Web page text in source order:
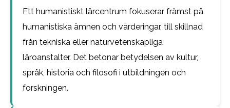
Ett humanistiskt lärcentrum fokuserar främst på
humanistiska ämnen och värderingar, till skillnad
från tekniska eller naturvetenskapliga
läroanstalter. Det betonar betydelsen av kultur,
språk, historia och filosofi i utbildningen och
forskningen.